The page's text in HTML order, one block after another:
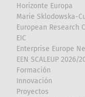
Horizonte Europa
Marie Sklodowska-
European Research
EIC
Enterprise Europe
EEN SCALEUP 2026/
Formación
Innovación
Proyectos